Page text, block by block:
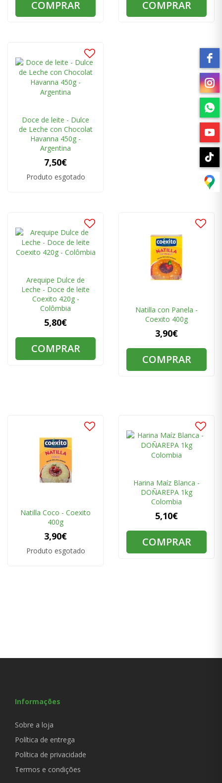
COMPRAR COMPRAR
Doce de leite - Dulce
de Leche con Chocolat
Havanna 450g -
Argentina
7,50€
Produto esgotado
Arequipe Dulce de
Leche - Doce de leite
Coexito 420g -
Colômbia
5,80€
COMPRAR
Natilla con Panela -
Coexito 400g
3,90€
COMPRAR
Natilla Coco - Coexito
400g
3,90€
Produto esgotado
Harina Maíz Blanca -
DOÑAREPA 1kg
Colombia
5,10€
COMPRAR
Informações
Sobre a loja
Política de entrega
Política de privacidade
Termos e condições